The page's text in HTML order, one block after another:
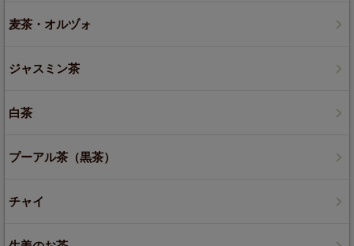
麦茶・オルヅォ
ジャスミン茶
白茶
プーアル茶（黒茶）
チャイ